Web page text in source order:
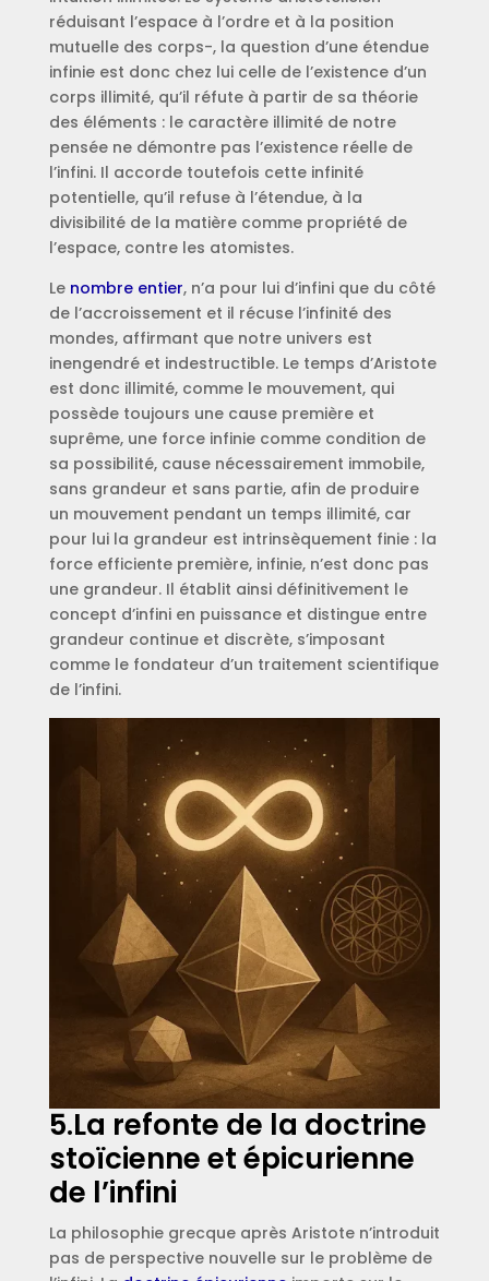
réduisant l’espace à l’ordre et à la position
mutuelle des corps-, la question d’une étendue
infinie est donc chez lui celle de l’existence d’un
corps illimité, qu’il réfute à partir de sa théorie
des éléments : le caractère illimité de notre
pensée ne démontre pas l’existence réelle de
l’infini. Il accorde toutefois cette infinité
potentielle, qu’il refuse à l’étendue, à la
divisibilité de la matière comme propriété de
l’espace, contre les atomistes.
Le nombre entier, n’a pour lui d’infini que du côté
de l’accroissement et il récuse l’infinité des
mondes, affirmant que notre univers est
inengendré et indestructible. Le temps d’Aristote
est donc illimité, comme le mouvement, qui
possède toujours une cause première et
suprême, une force infinie comme condition de
sa possibilité, cause nécessairement immobile,
sans grandeur et sans partie, afin de produire
un mouvement pendant un temps illimité, car
pour lui la grandeur est intrinsèquement finie : la
force efficiente première, infinie, n’est donc pas
une grandeur. Il établit ainsi définitivement le
concept d’infini en puissance et distingue entre
grandeur continue et discrète, s’imposant
comme le fondateur d’un traitement scientifique
de l’infini.
5.La refonte de la doctrine
stoïcienne et épicurienne
de l’infini
La philosophie grecque après Aristote n’introduit
pas de perspective nouvelle sur le problème de